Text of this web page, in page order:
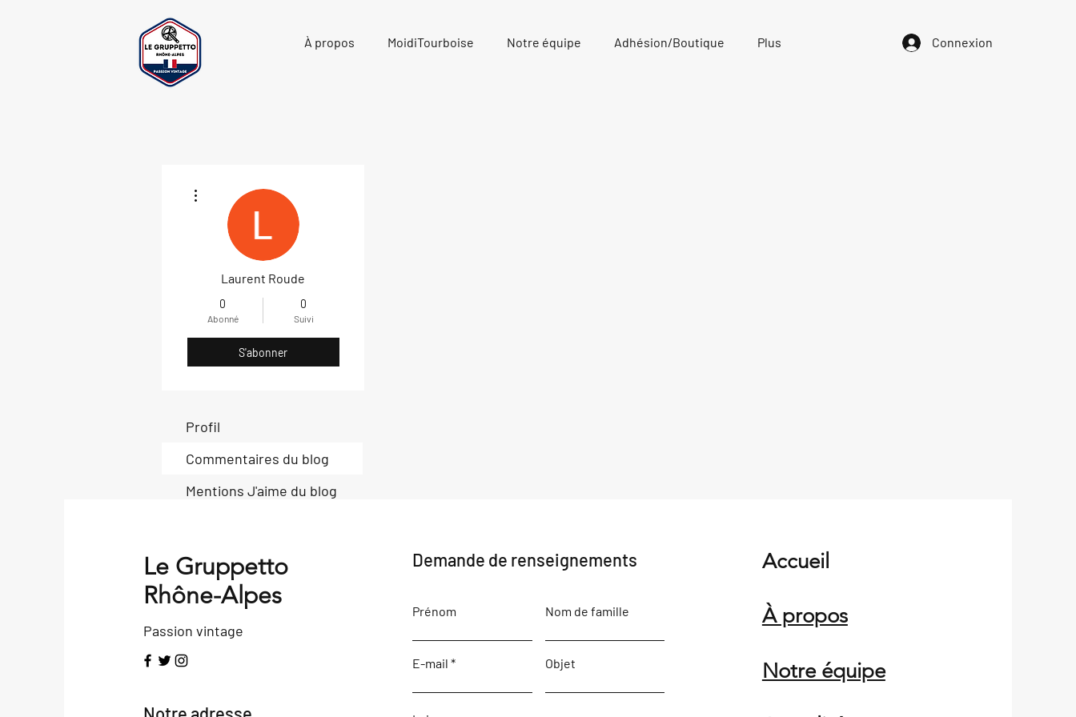
À propos MoidiTourboise Notre équipe Adhésion/Boutique Plus Connexion
Laurent Roude
0
Abonné
0
Suivi
S'abonner
Profil
Commentaires du blog
Mentions J'aime du blog
Le Gruppetto
Rhône-Alpes
Passion vintage
Demande de renseignements
Prénom Nom de famille
E-mail Objet
Accueil
À propos
Notre équipe